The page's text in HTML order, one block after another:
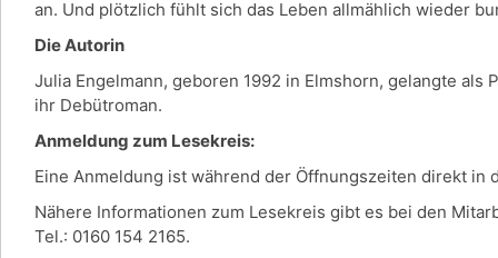
an. Und plötzlich fühlt sich das Leben allmählich wieder
Die Autorin
Julia Engelmann, geboren 1992 in Elmshorn, gelangte
ihr Debütroman.
Anmeldung zum Lesekreis:
Eine Anmeldung ist während der Öffnungszeiten direkt
Nähere Informationen zum Lesekreis gibt es bei den
Tel.: 0160 154 2165.